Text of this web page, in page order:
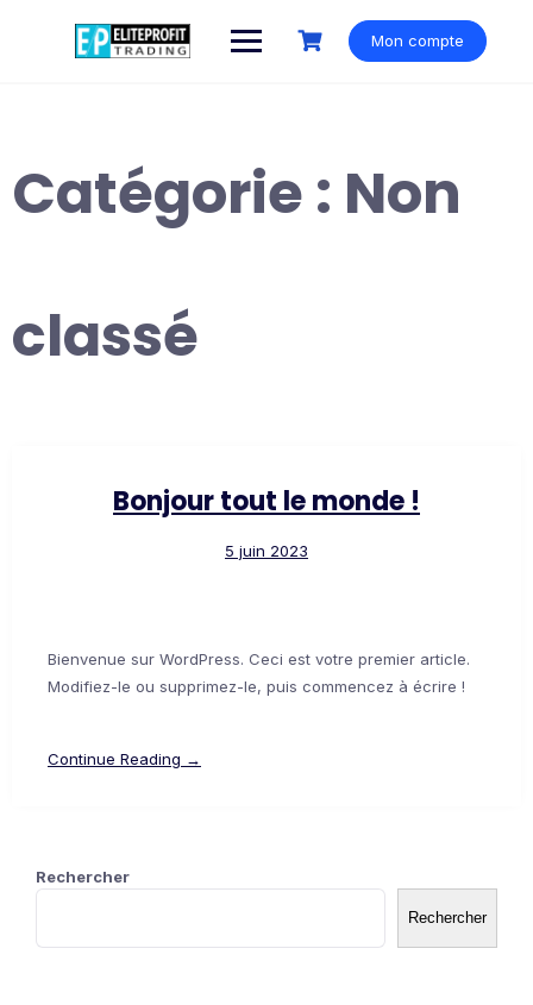
Mon compte
Catégorie : Non
classé
Bonjour tout le monde !
5 juin 2023
Bienvenue sur WordPress. Ceci est votre premier article.
Modifiez-le ou supprimez-le, puis commencez à écrire !
Continue Reading →
Rechercher
Rechercher